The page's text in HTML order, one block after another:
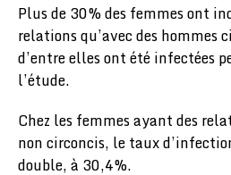
Plus de 30% des femmes ont
relations qu’avec des hommes
d’entre elles ont été infectées
l’étude.
Chez les femmes ayant des
non circoncis, le taux
double, à 30,4%.